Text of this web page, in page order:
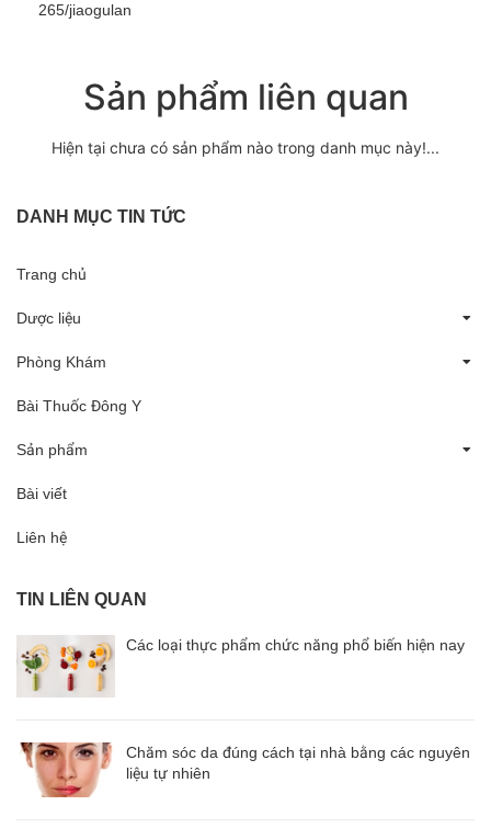
265/jiaogulan
Sản phẩm liên quan
Hiện tại chưa có sản phẩm nào trong danh mục này!...
DANH MỤC TIN TỨC
Trang chủ
Dược liệu
Phòng Khám
Bài Thuốc Đông Y
Sản phẩm
Bài viết
Liên hệ
TIN LIÊN QUAN
Các loại thực phẩm chức năng phổ biến hiện nay
Chăm sóc da đúng cách tại nhà bằng các nguyên
liệu tự nhiên